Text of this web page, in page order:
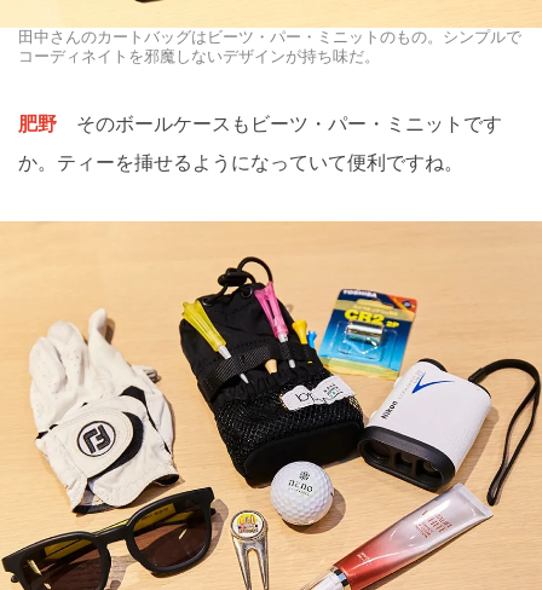
田中さんのカートバッグはビーツ・パー・ミニットのもの。シンプルで
コーディネイトを邪魔しないデザインが持ち味だ。
肥野
そのボールケースもビーツ・パー・ミニットです
か。ティーを挿せるようになっていて便利ですね。